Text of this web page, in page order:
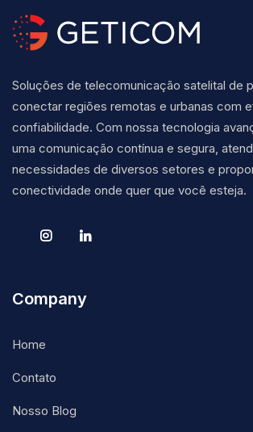
Soluções de telecomunicação satelital de
conectar regiões remotas e urbanas com
confiabilidade. Com nossa tecnologia
uma comunicação contínua e segura,
necessidades de diversos setores e
conectividade onde quer que você esteja.
Company
Home
Contato
Nosso Blog